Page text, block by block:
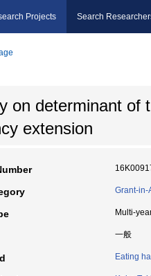
Projects Search
on determinant of
extension
Grant-in-
Multi-
一般
Eating